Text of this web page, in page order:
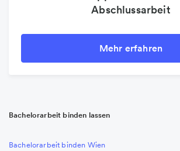
Abschlussarbeit
Mehr erfahren
Bachelorarbeit binden lassen
Bachelorarbeit binden Wien